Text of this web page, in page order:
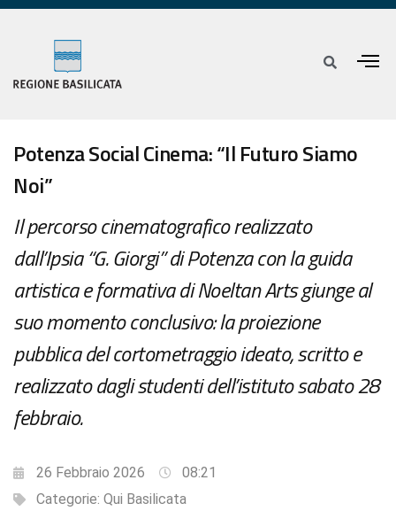
Potenza Social Cinema: “Il Futuro Siamo
Noi”
Il percorso cinematografico realizzato
dall’Ipsia “G. Giorgi” di Potenza con la guida
artistica e formativa di Noeltan Arts giunge al
suo momento conclusivo: la proiezione
pubblica del cortometraggio ideato, scritto e
realizzato dagli studenti dell’istituto sabato 28
febbraio.
26 Febbraio 2026
08:21
Categorie: Qui Basilicata